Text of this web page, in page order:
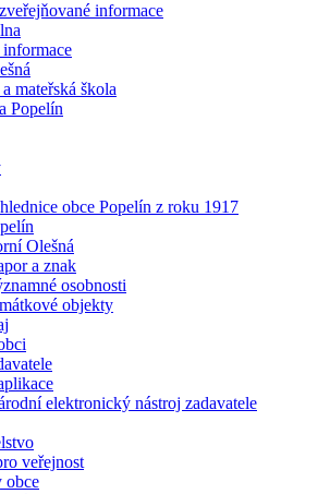
informace
mateřská škola
Popelín
obce Popelín z roku 1917
Olešná
a znak
osobnosti
objekty
elektronický nástroj zadavatele
veřejnost
obce